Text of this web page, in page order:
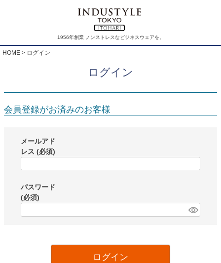
1956年創業 ノンストレスなビジネスウェアを。
HOME ログイン
ログイン
会員登録がお済みのお客様
メールアド
レス (必須)
パスワード
(必須)
ログイン